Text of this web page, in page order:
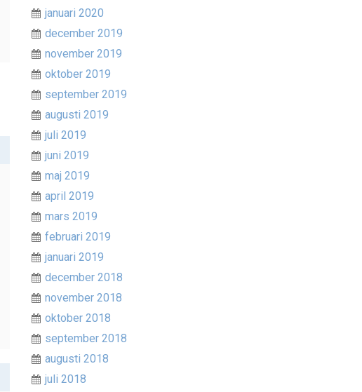
januari 2020
december 2019
november 2019
oktober 2019
september 2019
augusti 2019
juli 2019
juni 2019
maj 2019
april 2019
mars 2019
februari 2019
januari 2019
december 2018
november 2018
oktober 2018
september 2018
augusti 2018
juli 2018